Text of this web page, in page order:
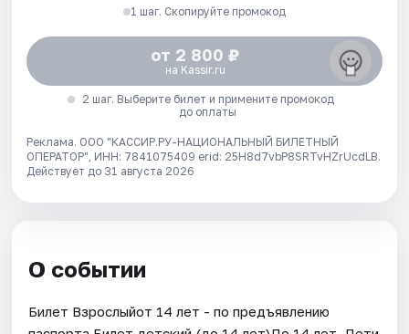
1 шаг. Скопируйте промокод
от 2 800 ₽
на Kassir.ru
2 шаг. Выберите билет и примените промокод
до оплаты
Реклама. ООО "КАССИР.РУ-НАЦИОНАЛЬНЫЙ БИЛЕТНЫЙ
ОПЕРАТОР", ИНН: 7841075409 erid: 25H8d7vbP8SRTvHZrUcdLB.
Действует до 31 августа 2026
О событии
Билет Взрослыйот 14 лет - по предъявлению